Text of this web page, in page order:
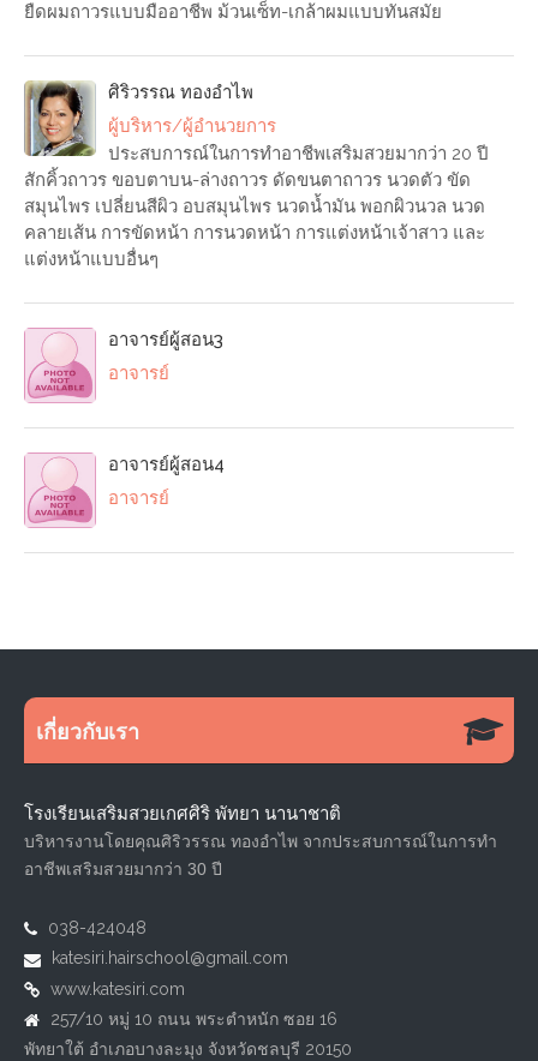
ยืดผมถาวรแบบมืออาชีพ ม้วนเซ็ท-เกล้าผมแบบทันสมัย
ศิริวรรณ ทองอำไพ
ผู้บริหาร/ผู้อำนวยการ
ประสบการณ์ในการทำอาชีพเสริมสวยมากว่า 20 ปี
สักคิ้วถาวร ขอบตาบน-ล่างถาวร ดัดขนตาถาวร นวดตัว ขัด
สมุนไพร เปลี่ยนสีผิว อบสมุนไพร นวดน้ำมัน พอกผิวนวล นวด
คลายเส้น การขัดหน้า การนวดหน้า การแต่งหน้าเจ้าสาว และ
แต่งหน้าแบบอื่นๆ
อาจารย์ผู้สอน3
อาจารย์
อาจารย์ผู้สอน4
อาจารย์
เกี่ยวกับเรา
โรงเรียนเสริมสวยเกศศิริ พัทยา นานาชาติ
บริหารงานโดยคุณศิริวรรณ ทองอำไพ จากประสบการณ์ในการทำ
อาชีพเสริมสวยมากว่า 30 ปี
038-424048
katesiri.hairschool@gmail.com
www.katesiri.com
257/10 หมู่ 10 ถนน พระตำหนัก ซอย 16
พัทยาใต้ อำเภอบางละมุง จังหวัดชลบุรี 20150